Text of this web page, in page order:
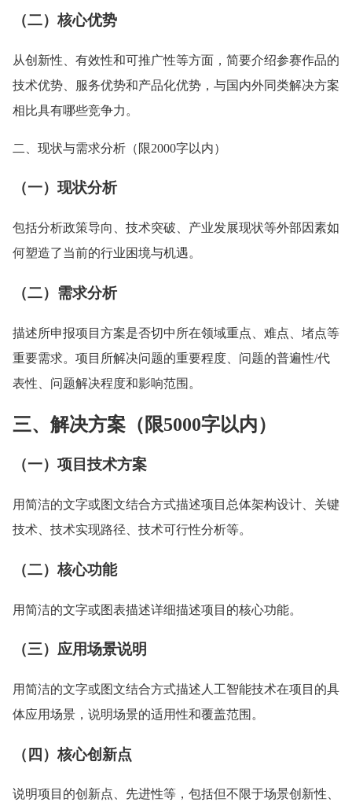
（二）核心优势
从创新性、有效性和可推广性等方面，简要介绍参赛作品的
技术优势、服务优势和产品化优势，与国内外同类解决方案
相比具有哪些竞争力。
二、现状与需求分析（限2000字以内）
（一）现状分析
包括分析政策导向、技术突破、产业发展现状等外部因素如
何塑造了当前的行业困境与机遇。
（二）需求分析
描述所申报项目方案是否切中所在领域重点、难点、堵点等
重要需求。项目所解决问题的重要程度、问题的普遍性/代
表性、问题解决程度和影响范围。
三、解决方案（限5000字以内）
（一）项目技术方案
用简洁的文字或图文结合方式描述项目总体架构设计、关键
技术、技术实现路径、技术可行性分析等。
（二）核心功能
用简洁的文字或图表描述详细描述项目的核心功能。
（三）应用场景说明
用简洁的文字或图文结合方式描述人工智能技术在项目的具
体应用场景，说明场景的适用性和覆盖范围。
（四）核心创新点
说明项目的创新点、先进性等，包括但不限于场景创新性、